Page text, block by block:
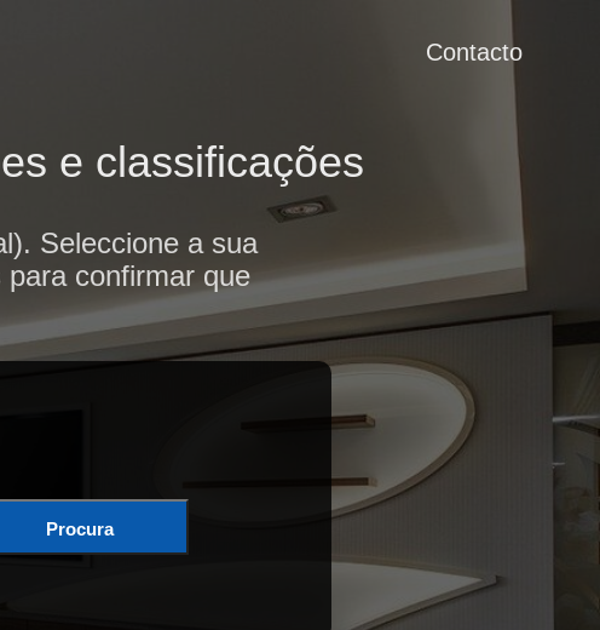
Contacto
e classificações
Seleccione a sua
confirmar que
Procura